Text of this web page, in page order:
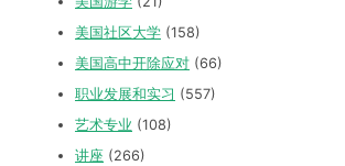
美国社区大学 (158)
美国高中开除应对 (66)
职业发展和实习 (557)
艺术专业 (108)
讲座 (266)